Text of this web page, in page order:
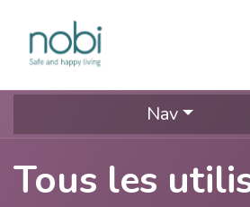
Nav
Tous les